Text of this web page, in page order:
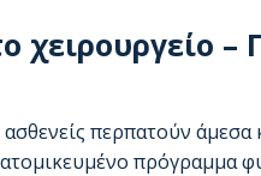
χειρουργείο
περπατούν άμεσα
πρόγραμμα